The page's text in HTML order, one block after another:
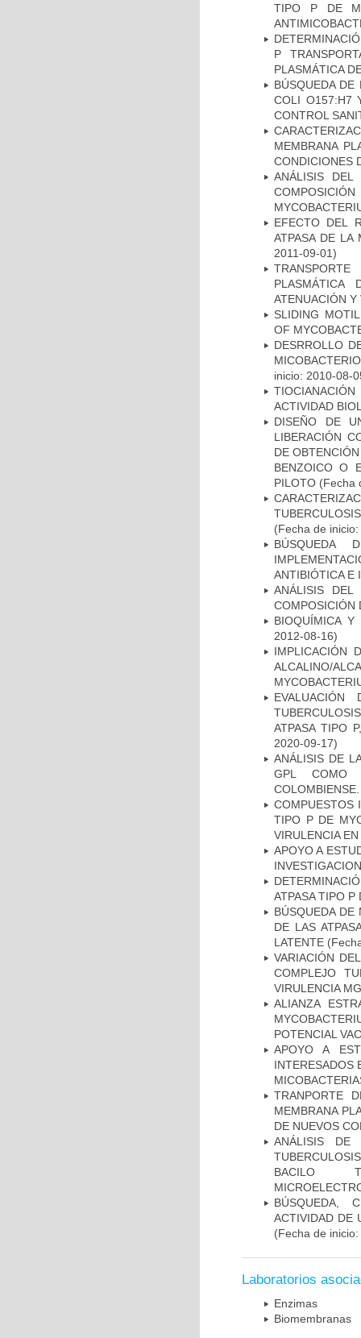
TIPO P DE
P
PLASMÁTICA
BÚSQUEDA DE
COLI O157:H7
CONTROL
MEMBRANA
CONDICIONES
ANÁLISIS DEL
EFECTO DEL
ATPASA DE LA
2011-09-01)
PLASMÁTICA
ATENUACIÓN Y
SLIDING
OF
DESRROLLO
inicio: 2010-08-
ACTIVIDAD
DISEÑO DE
LIBERACIÓN
DE
BENZOICO O
PILOTO (Fecha
(Fecha de
BÚSQUEDA
ANTIBIÓTICA E
ANÁLISIS DEL
COMPOSICIÓN
BIOQUÍMICA Y
2012-08-16)
IMPLICACIÓN
ALCALINO/
ATPASA TIPO
2020-09-17)
ANÁLISIS DE
GPL COMO
COLOMBIENSE.
COMPUESTOS
TIPO P DE
VIRULENCIA
APOYO A
ATPASA TIPO
BÚSQUEDA DE
DE LAS
LATENTE
VARIACIÓN
COMPLEJO
VIRULENCIA
ALIANZA
POTENCIAL
APOYO A
INTERESADOS
TRANPORTE
MEMBRANA
DE NUEVOS
ANÁLISIS DE
BACILO
BÚSQUEDA,
ACTIVIDAD DE
(Fecha de
Laboratorios
Enzimas
Biomembranas